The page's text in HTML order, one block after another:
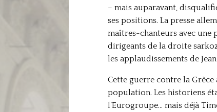
– mais auparavant,
ses positions. La presse
maîtres-chanteurs avec une
dirigeants de la droite
les applaudissements de
Cette guerre contre la Grèce
population. Les historiens
l’Eurogroupe… mais déjà